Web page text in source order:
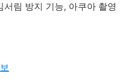
림 방지 기능, 아쿠아 촬영